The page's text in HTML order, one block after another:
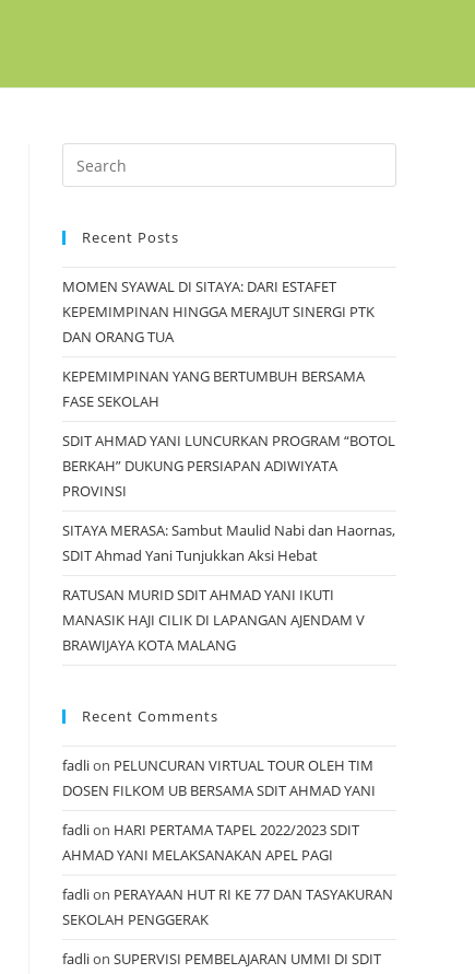
Recent Posts
MOMEN SYAWAL DI SITAYA: DARI ESTAFET
KEPEMIMPINAN HINGGA MERAJUT SINERGI PTK
DAN ORANG TUA
KEPEMIMPINAN YANG BERTUMBUH BERSAMA
FASE SEKOLAH
SDIT AHMAD YANI LUNCURKAN PROGRAM “BOTOL
BERKAH” DUKUNG PERSIAPAN ADIWIYATA
PROVINSI
SITAYA MERASA: Sambut Maulid Nabi dan Haornas,
SDIT Ahmad Yani Tunjukkan Aksi Hebat
RATUSAN MURID SDIT AHMAD YANI IKUTI
MANASIK HAJI CILIK DI LAPANGAN AJENDAM V
BRAWIJAYA KOTA MALANG
Recent Comments
fadlion PELUNCURAN VIRTUAL TOUR OLEH TIM
DOSEN FILKOM UB BERSAMA SDIT AHMAD YANI
fadlion HARI PERTAMA TAPEL 2022/2023 SDIT
AHMAD YANI MELAKSANAKAN APEL PAGI
fadlion PERAYAAN HUT RI KE 77 DAN TASYAKURAN
SEKOLAH PENGGERAK
fadlion SUPERVISI PEMBELAJARAN UMMI DI SDIT